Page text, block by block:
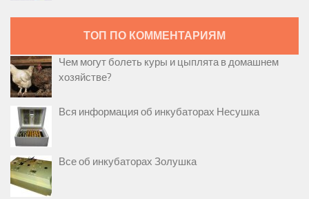
ТОП ПО КОММЕНТАРИЯМ
Чем могут болеть куры и цыплята в домашнем
хозяйстве?
Вся информация об инкубаторах Несушка
Все об инкубаторах Золушка